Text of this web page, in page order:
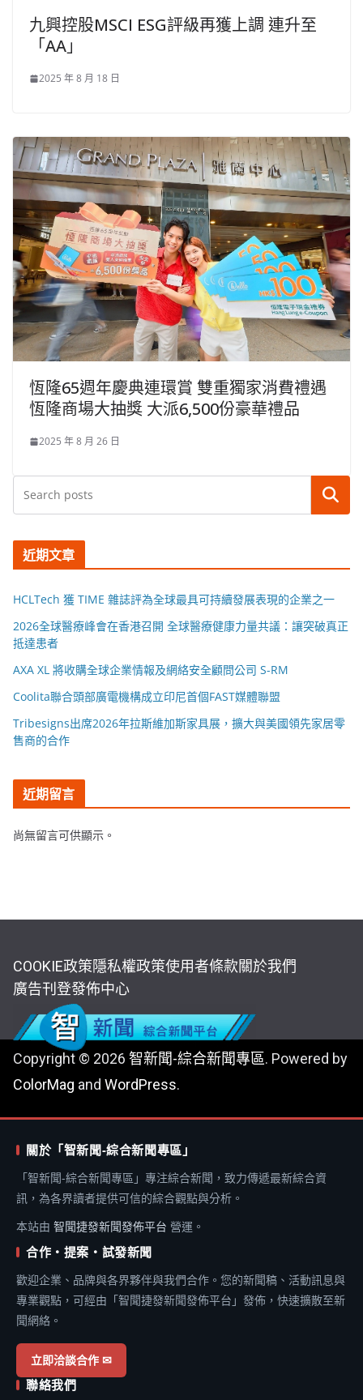
九興控股MSCI ESG評級再獲上調 連升至
「AA」
2025 年 8 月 18 日
恆隆65週年慶典連環賞 雙重獨家消費禮遇
恆隆商場大抽獎 大派6,500份豪華禮品
2025 年 8 月 26 日
搜尋
近期文章
HCLTech 獲 TIME 雜誌評為全球最具可持續發展表現的企業之一
2026全球醫療峰會在香港召開 全球醫療健康力量共議：讓突破真正
抵達患者
AXA XL 將收購全球企業情報及網絡安全顧問公司 S-RM
Coolita聯合頭部廣電機構成立印尼首個FAST媒體聯盟
Tribesigns出席2026年拉斯維加斯家具展，擴大與美國領先家居零
售商的合作
近期留言
尚無留言可供顯示。
COOKIE政策隱私權政策使用者條款關於我們
廣告刊登發佈中心
Copyright © 2026 智新聞-綜合新聞專區. Powered by
ColorMag and WordPress.
關於「智新聞-綜合新聞專區」
「智新聞-綜合新聞專區」專注綜合新聞，致力傳遞最新綜合資
訊，為各界讀者提供可信的綜合觀點與分析。
本站由 智聞捷發新聞發佈平台 營運。
合作・提案・試發新聞
歡迎企業、品牌與各界夥伴與我們合作。您的新聞稿、活動訊息與
專業觀點，可經由「智聞捷發新聞發佈平台」發佈，快速擴散至新
聞網絡。
立即洽談合作 ✉
聯絡我們